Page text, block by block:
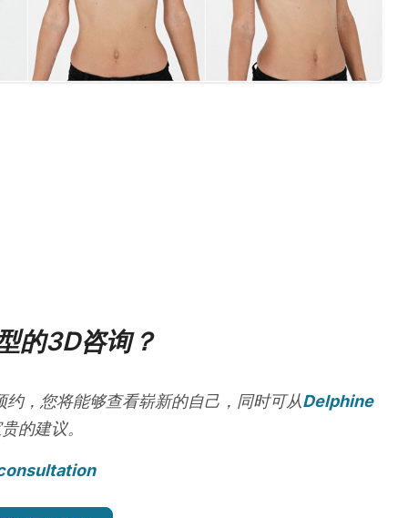
的3D咨询？
约，您将能够查看崭新的自己，同时可从Delphine
的建议。